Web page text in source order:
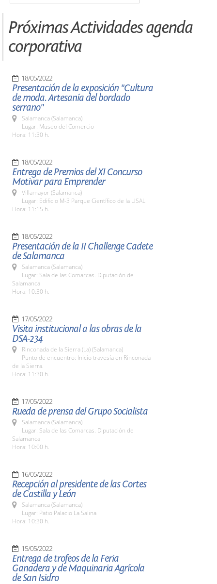
Próximas Actividades agenda
corporativa
18/05/2022
Presentación de la exposición "Cultura
de moda. Artesanía del bordado
serrano"
Salamanca (Salamanca)
Lugar: Museo del Comercio
Hora: 11:30 h.
18/05/2022
Entrega de Premios del XI Concurso
Motivar para Emprender
Villamayor (Salamanca)
Lugar: Edificio M-3 Parque Científico de la USAL
Hora: 11:15 h.
18/05/2022
Presentación de la II Challenge Cadete
de Salamanca
Salamanca (Salamanca)
Lugar: Sala de las Comarcas. Diputación de
Salamanca
Hora: 10:30 h.
17/05/2022
Visita institucional a las obras de la
DSA-234
Rinconada de la Sierra (La) (Salamanca)
Punto de encuentro: Inicio travesía en Rinconada
de la Sierra.
Hora: 11:30 h.
17/05/2022
Rueda de prensa del Grupo Socialista
Salamanca (Salamanca)
Lugar: Sala de las Comarcas. Diputación de
Salamanca
Hora: 10:00 h.
16/05/2022
Recepción al presidente de las Cortes
de Castilla y León
Salamanca (Salamanca)
Lugar: Patio Palacio La Salina
Hora: 10:30 h.
15/05/2022
Entrega de trofeos de la Feria
Ganadera y de Maquinaria Agrícola
de San Isidro